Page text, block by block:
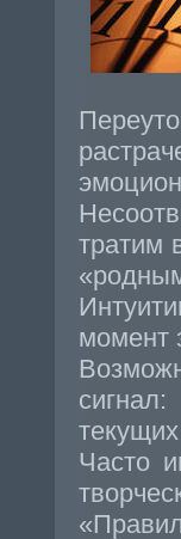
тратим
момент
Часто